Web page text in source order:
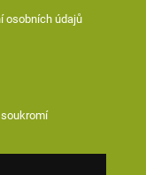
osobních údajů